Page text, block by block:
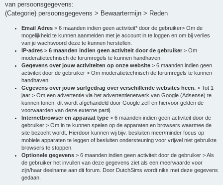
van persoonsgegevens:
(Categorie) persoonsgegevens > Bewaartermijn > Reden
Email Adres > 6 maanden indien geen activiteit* door de gebruiker> Om de
mogelijkheid te kunnen aanmelden met je account in te loggen en om bij verlies
van je wachtwoord deze te kunnen herstellen.
IP-adres > 6 maanden indien geen activiteit door de gebruiker > Om
moderatietechnisch de forumregels te kunnen handhaven.
Gegevens over jouw activiteiten op onze website > 6 maanden indien geen
activiteit door de gebruiker > Om moderatietechnisch de forumregels te kunnen
handhaven.
Gegevens over jouw surfgedrag over verschillende websites heen. > Tot 1
jaar > Om een advertentie via het advertentienetwerk van Google (Adsense) te
kunnen tonen, dit wordt afgehandeld door Google zelf en hiervoor gelden de
voorwaarden van deze externe partij.
Internetbrowser en apparaat type > 6 maanden indien geen activiteit door de
gebruiker > Om in te kunnen spelen op de apparaten en browsers waarmee de
site bezocht wordt. Hierdoor kunnen wij bijv. besluiten meer/minder focus op
mobiele apparaten te leggen of besluiten ondersteuning voor vrijwel niet gebruikte
browsers te stoppen.
Optionele gegevens > 6 maanden indien geen activiteit door de gebruiker > Als
de gebruiker het invullen van deze gegevens ziet als een meerwaarde voor
zijn/haar deelname aan dit forum. Door DutchSims wordt niks met deze gegevens
gedaan.